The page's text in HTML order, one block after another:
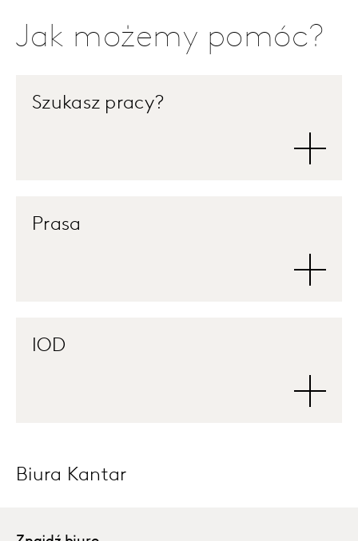
Jak możemy pomóc?
Szukasz pracy?
Prasa
IOD
Biura Kantar